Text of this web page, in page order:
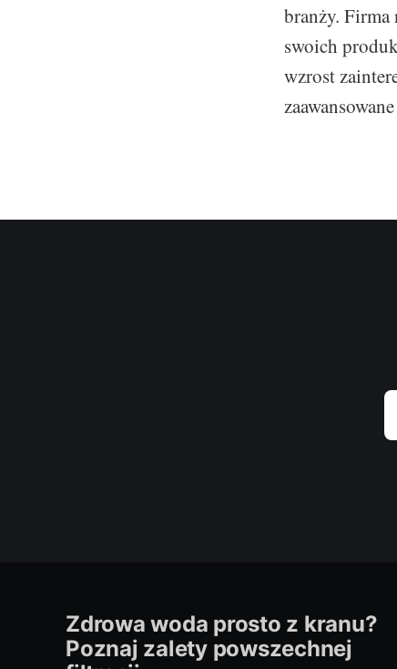
branży. Firma
swoich
wzrost
Zdrowa woda prosto z kranu?
Poznaj zalety powszechnej